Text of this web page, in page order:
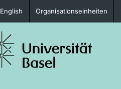
Studieninteressierte
English Organisationseinheiten